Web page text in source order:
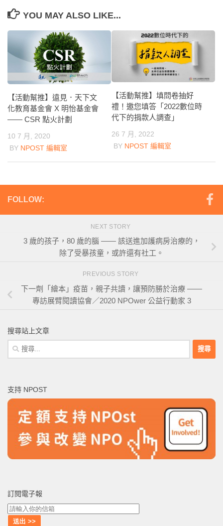
YOU MAY ALSO LIKE...
【活動幫推】遠見．天下文
化教育基金會 X 明怡基金會
—— CSR 點火計劃
10 7 月, 2020
BY NPOST 編輯室
【活動幫推】填問卷抽好
禮！邀您填答「2022數位時
代下的捐款人調查」
26 7 月, 2022
BY NPOST 編輯室
FOLLOW:
NEXT STORY
3 歲的孩子，80 歲的腦 —— 該送進加護病房治療的，
除了受暴孩童，或許還有社工。
PREVIOUS STORY
下一劑「繪本」疫苗，親子共讀，讓預防勝於治療 ——
專訪展臂閱讀協會／2020 NPOwer 公益行動家 3
搜尋站上文章
搜
尋
字:
支持 NPOST
訂閱電子報